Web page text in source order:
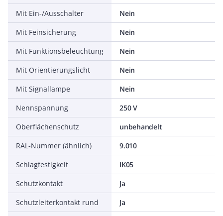
Mit Ein-/Ausschalter
Nein
Mit Feinsicherung
Nein
Mit Funktionsbeleuchtung
Nein
Mit Orientierungslicht
Nein
Mit Signallampe
Nein
Nennspannung
250 V
Oberflächenschutz
unbehandelt
RAL-Nummer (ähnlich)
9.010
Schlagfestigkeit
IK05
Schutzkontakt
Ja
Schutzleiterkontakt rund
Ja